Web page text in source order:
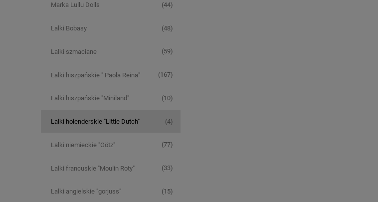
Marka Lullu Dolls (44)
Lalki Bobasy (48)
Lalki szmaciane (59)
Lalki hiszpańskie " Paola Reina" (167)
Lalki hiszpańskie "Miniland" (10)
Lalki holenderskie "Little Dutch" (4)
Lalki niemieckie "Götz" (77)
Lalki francuskie "Moulin Roty" (33)
Lalki angielskie "gorjuss" (15)